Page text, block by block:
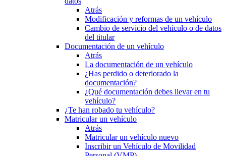
Atrás
Modificación y reformas de un vehículo
Cambio de servicio del vehículo o de datos
del titular
Documentación de un vehículo
Atrás
La documentación de un vehículo
¿Has perdido o deteriorado la
documentación?
¿Qué documentación debes llevar en tu
vehículo?
¿Te han robado tu vehículo?
Matricular un vehículo
Atrás
Matricular un vehículo nuevo
Inscribir un Vehículo de Movilidad